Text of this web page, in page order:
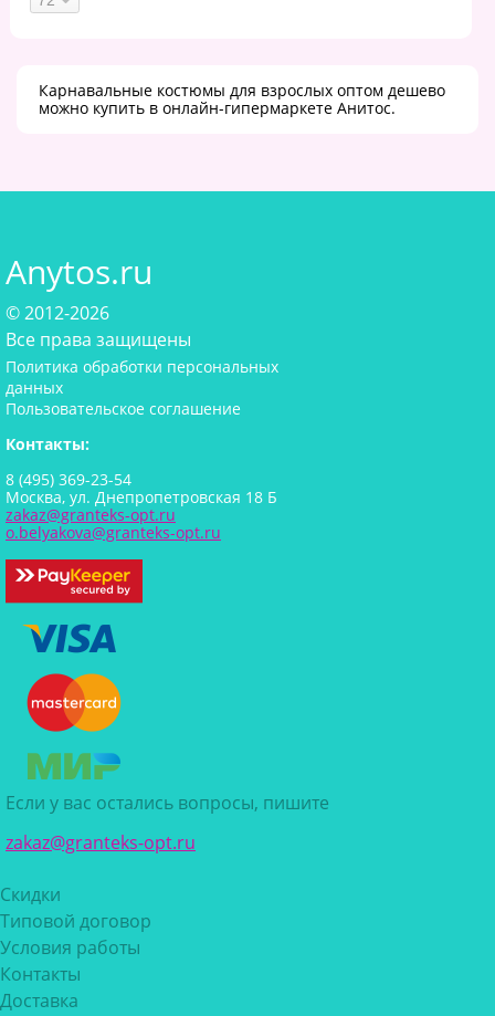
Карнавальные костюмы для взрослых оптом дешево
можно купить в онлайн-гипермаркете Анитос.
Anytos.ru
© 2012-2026
Все права защищены
Политика обработки персональных
данных
Пользовательское соглашение
Контакты:
8 (495) 369-23-54
Москва, ул. Днепропетровская 18 Б
zakaz@granteks-opt.ru
o.belyakova@granteks-opt.ru
Если у вас остались вопросы, пишите
zakaz@granteks-opt.ru
Скидки
Типовой договор
Условия работы
Контакты
Доставка